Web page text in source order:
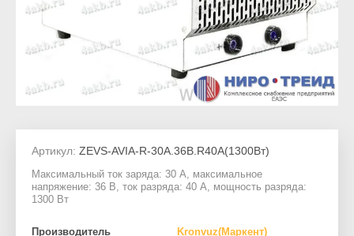
Артикул: ZEVS-AVIA-R-30А.36В.R40А(1300Вт)
Максимальный ток заряда: 30 А, максимальное
напряжение: 36 В, ток разряда: 40 А, мощность разряда:
1300 Вт
Производитель Kronvuz(Маркент)